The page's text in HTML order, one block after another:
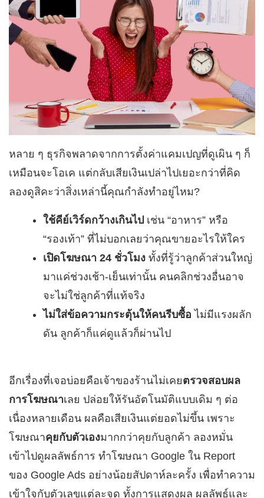
หลาย ๆ ธุรกิจพลาดจากการตั้งค่าแคมเปญที่ดูเผิน ๆ ก็
เหมือนจะโอเค แต่กลับเสียเงินเปล่าไปเยอะกว่าที่คิด
ลองดูสิคะว่าสิ่งเหล่านี้คุณกำลังทำอยู่ไหม?
ใช้คีย์เวิร์ดกว้างเกินไป เช่น “อาหาร” หรือ
“รองเท้า” ที่ไม่บอกเลยว่าคุณขายอะไรให้ใคร
เปิดโฆษณา 24 ชั่วโมง ทั้งที่รู้ว่าลูกค้าส่วนใหญ่
มาแค่ช่วงเช้า-เย็นเท่านั้น คนคลิกช่วงอื่นอาจ
จะไม่ใช่ลูกค้าที่แท้จริง
ไม่ใส่ข้อความกระตุ้นให้คนรีบซื้อ ไม่มีแรงผลัก
ดัน ลูกค้าก็แค่ดูแล้วก็ผ่านไป
อีกเรื่องที่เจอบ่อยคือเจ้าของร้านไม่เคยตรวจสอบผล
การโฆษณาเลย ปล่อยให้รันอัตโนมัติแบบเดิม ๆ ต่อ
เนื่องหลายเดือน ผลคือเสียเงินแต่ยอดไม่ขึ้น เพราะ
โฆษณาคุยกับตัวเองมากกว่าคุยกับลูกค้า ลองหมั่น
เข้าไปดูผลลัพธ์การ ทำโฆษณา Google ใน Report
ของ Google Ads อย่างน้อยสัปดาห์ละครั้ง เพื่อทำความ
เข้าใจกับตัวเลขแต่ละจุด ทั้งการแสดงผล ผลลัพธ์และ